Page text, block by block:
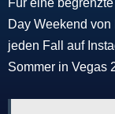
Für eine
Day Weekend
jeden Fall auf
Sommer in Vegas